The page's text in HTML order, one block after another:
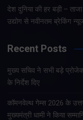
देश दुनिया की हर बड़ी –
उद्योग से नवीनतम ब्रेकिंग
Recent Posts
मुख्य सचिव ने सभी बड़े
के निर्देश दिए
कॉमनवेल्थ गेम्स 2026 के
मुख्यमंत्री धामी ने किया